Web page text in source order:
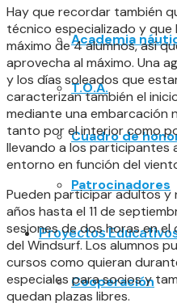
Academia
T.O.A.
Cuadro de
Patrocinadores
Proyectos
Cooperación
Hay que recordar también
técnico especializado y que
máximo de 4 alumnos, así
aprovecha al máximo. Una
y los días soleados que
caracterizan también el
mediante una embarcación
tanto por el interior como
llevando a los participantes
entorno en función del
Pueden participar adultos y
años hasta el 11 de
sesiones de dos horas en el
del Windsurf. Los alumnos
cursos como quieran
especiales para socios y
quedan plazas libres.